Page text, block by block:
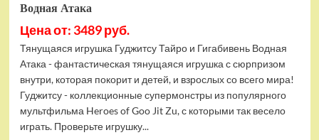
Водная Атака
Цена от: 3489 руб.
Тянущаяся игрушка Гуджитсу Тайро и Гигабивень Водная
Атака - фантастическая тянущаяся игрушка с сюрпризом
внутри, которая покорит и детей, и взрослых со всего мира!
Гуджитсу - коллекционные супермонстры из популярного
мультфильма Heroes of Goo Jit Zu, с которыми так весело
играть. Проверьте игрушку...